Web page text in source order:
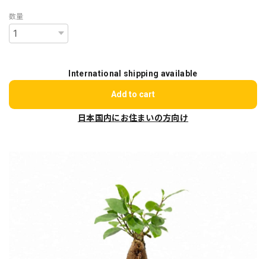
数量
International shipping available
Add to cart
日本国内にお住まいの方向け